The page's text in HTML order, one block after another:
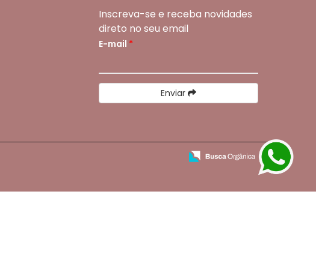
Inscreva-se e receba novidades
direto no seu email
E-mail *
Enviar